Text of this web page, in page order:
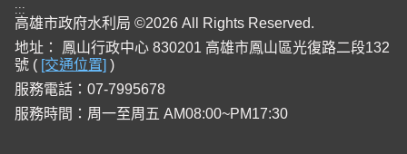
:::
高雄市政府水利局 ©2026 All Rights Reserved.
地址：
鳳山行政中心 830201 高雄市鳳山區光復路二段132
號 ( [交通位置] )
服務電話：07-7995678
服務時間：周一至周五 AM08:00~PM17:30